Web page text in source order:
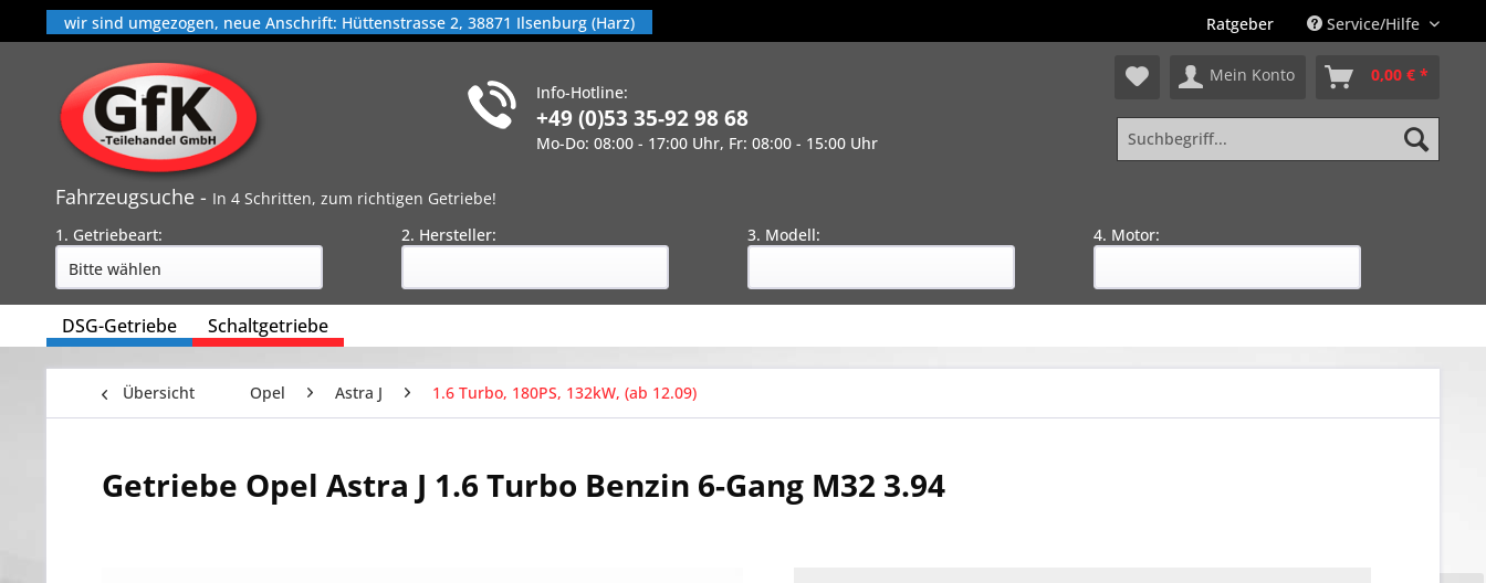
wir sind umgezogen, neue Anschrift: Hüttenstrasse 2, 38871 Ilsenburg (Harz) Ratgeber Service/Hilfe
Info-Hotline:
+49 (0)53 35-92 98 68
Mo-Do: 08:00 - 17:00 Uhr, Fr: 08:00 - 15:00 Uhr
Mein Konto 0,00 € *
Fahrzeugsuche - In 4 Schritten, zum richtigen Getriebe!
1. Getriebeart:
2. Hersteller: 3. Modell: 4. Motor:
DSG-Getriebe Schaltgetriebe
Übersicht Opel Astra J 1.6 Turbo, 180PS, 132kW, (ab 12.09)
Getriebe Opel Astra J 1.6 Turbo Benzin 6-Gang M32 3.94